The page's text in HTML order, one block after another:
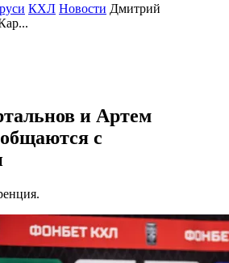
КХЛ Новости Дмитрий
и Артем
с